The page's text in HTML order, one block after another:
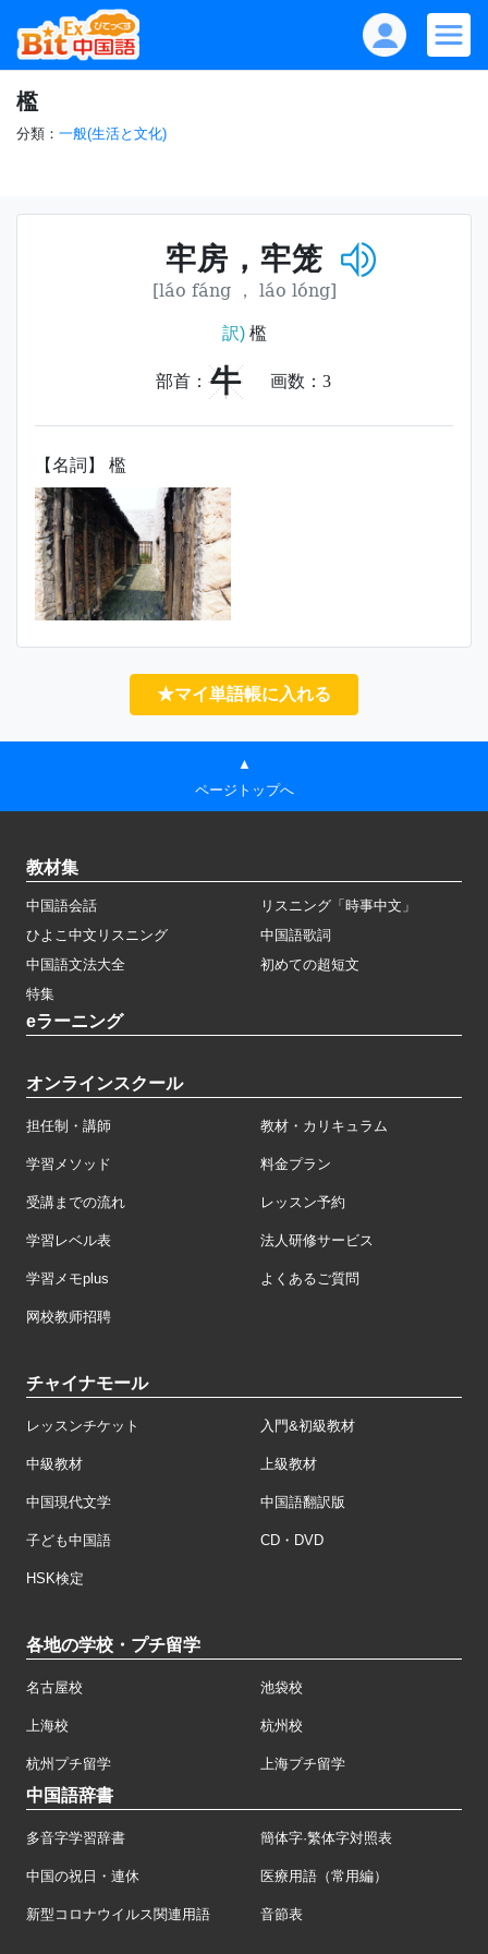
檻
分類： 一般(生活と文化)
牢房，牢笼
[láo fáng ， láo lóng]
訳)檻
部首： 牛 画数： 3
【名詞】 檻
★マイ単語帳に入れる
▲
ページトップへ
教材集
中国語会話
リスニング「時事中文」
ひよこ中文リスニング
中国語歌詞
中国語文法大全
初めての超短文
特集
eラーニング
オンラインスクール
担任制・講師 教材・カリキュラム
学習メソッド 料金プラン
受講までの流れ レッスン予約
学習レベル表 法人研修サービス
学習メモplus よくあるご質問
网校教师招聘
チャイナモール
レッスンチケット 入門&初級教材
中級教材 上級教材
中国現代文学 中国語翻訳版
子ども中国語 CD・DVD
HSK検定
各地の学校・プチ留学
名古屋校 池袋校
上海校 杭州校
杭州プチ留学 上海プチ留学
中国語辞書
多音字学習辞書 簡体字·繁体字対照表
中国の祝日・連休 医療用語（常用編）
新型コロナウイルス関連用語 音節表